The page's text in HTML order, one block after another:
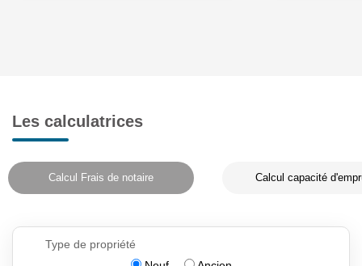
Les calculatrices
Calcul Frais de notaire Calcul capacité